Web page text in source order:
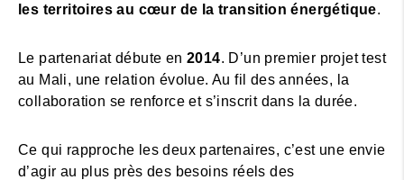
les territoires au cœur de la transition énergétique.
Le partenariat débute en 2014. D’un premier projet test
au Mali, une relation évolue. Au fil des années, la
collaboration se renforce et s’inscrit dans la durée.
Ce qui rapproche les deux partenaires, c’est une envie
d’agir au plus près des besoins réels des